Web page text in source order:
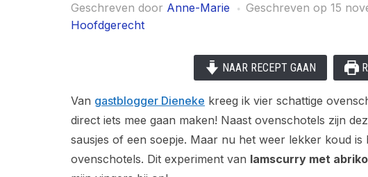
Geschreven door Anne-Marie Geschreven op 15
Hoofdgerecht
NAAR RECEPT GAAN
Van gastblogger Dieneke kreeg ik vier schattige
direct iets mee gaan maken! Naast ovenschotels zijn
sausjes of een soepje. Maar nu het weer lekker koud is
ovenschotels. Dit experiment van lamscurry met